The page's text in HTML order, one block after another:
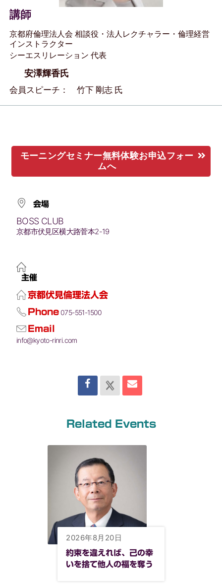
講師
京都府倫理法人会 相談役・法人レクチャラー・倫理経営
インストラクター
シーエスリレーション 代表
安澤輝香氏
会員スピーチ： 竹下 剛志 氏
モーニングセミナー無料体験お申込フォー
ムへ
会場
BOSS CLUB
京都市伏見区横大路菅本2-19
主催
京都伏見倫理法人会
Phone 075-551-1500
Email
info@kyoto-rinri.com
Related Events
2026年8月20日
約束を違えれば、己の幸
いを捨て他人の福を奪う